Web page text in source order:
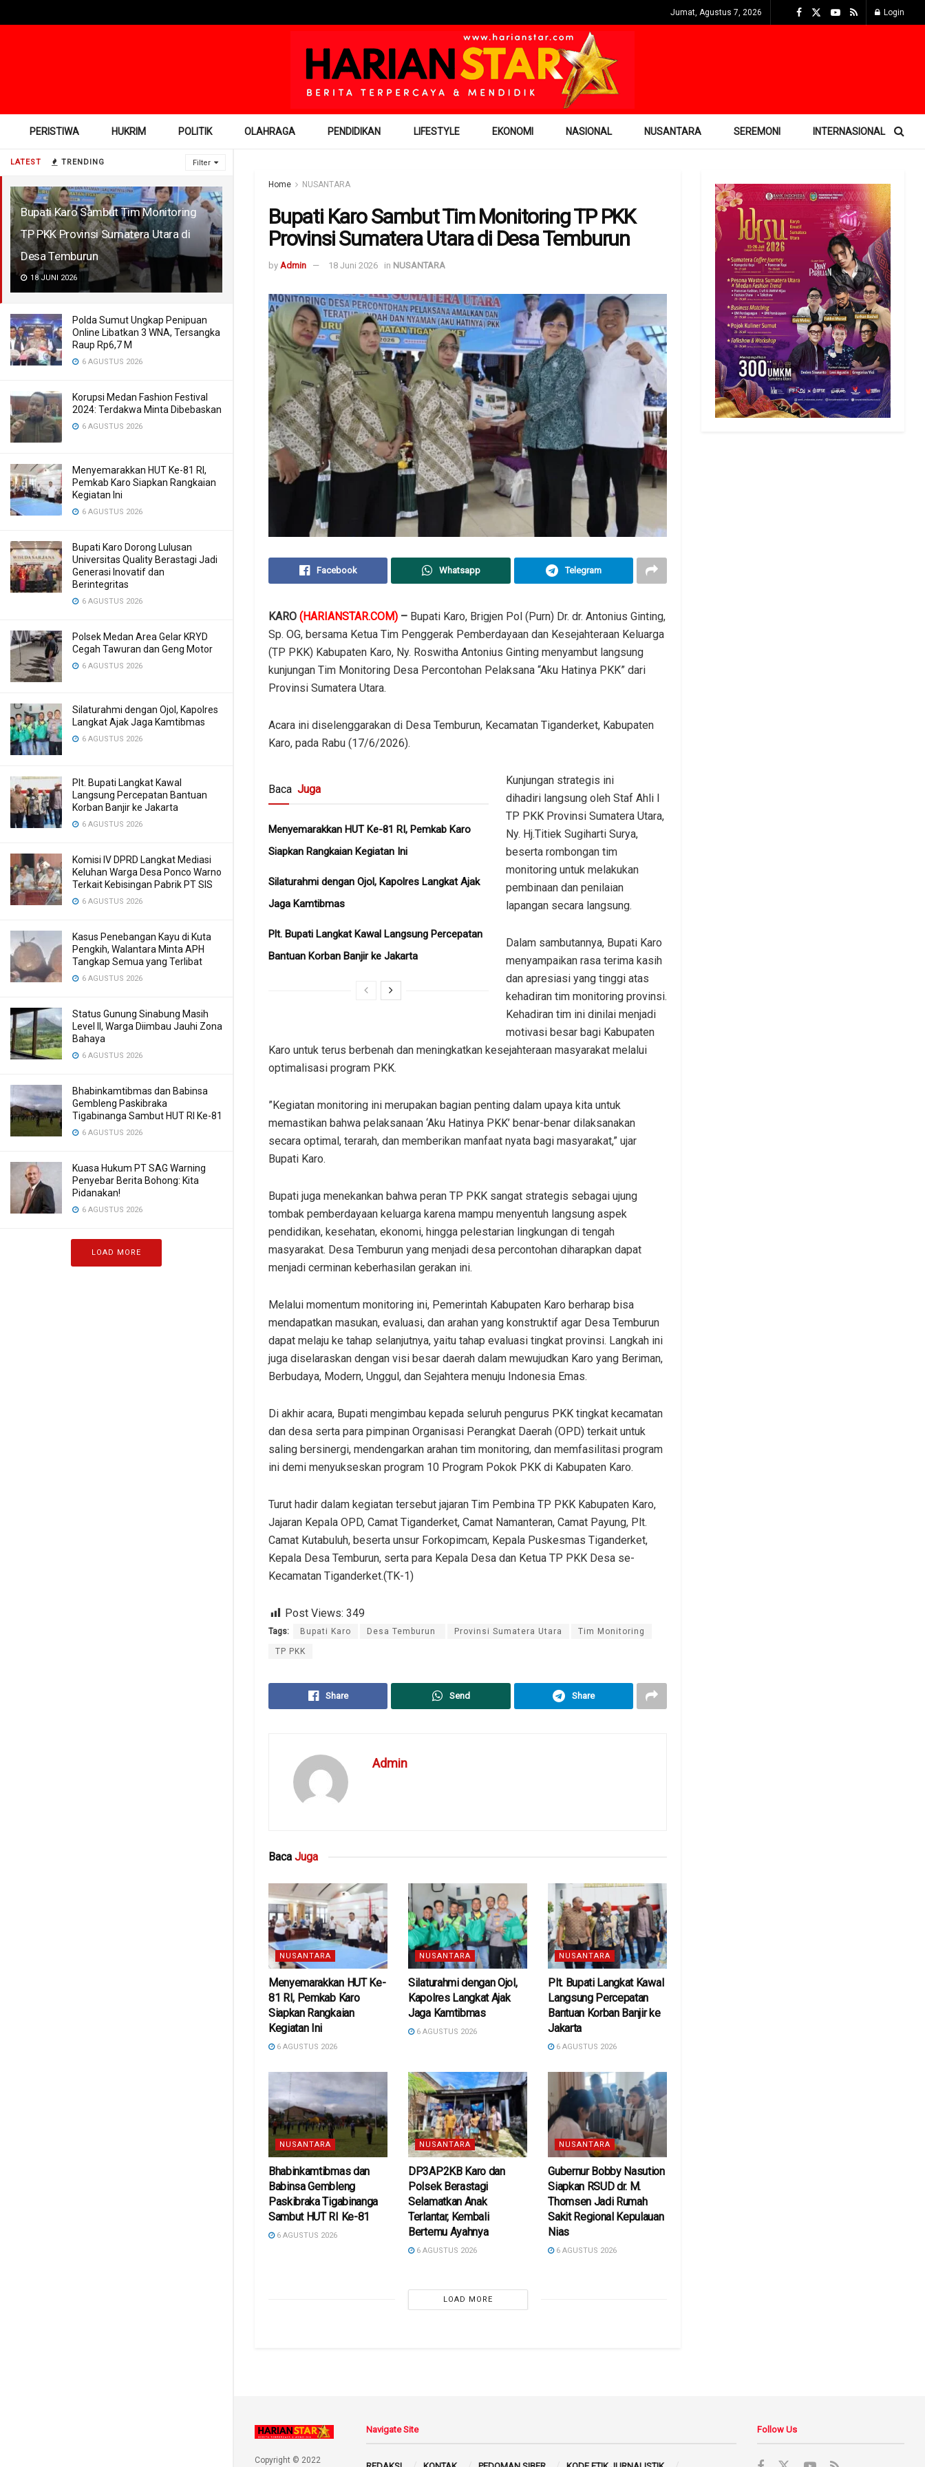
LATEST TRENDING Filter
Bupati Karo Sambut Tim Monitoring
TP PKK Provinsi Sumatera Utara di
Desa Temburun ​
18 JUNI 2026
Polda Sumut Ungkap Penipuan
Online Libatkan 3 WNA, Tersangka
Raup Rp6,7 M
6 AGUSTUS 2026
Korupsi Medan Fashion Festival
2024: Terdakwa Minta Dibebaskan
6 AGUSTUS 2026
Menyemarakkan HUT Ke-81 RI,
Pemkab Karo Siapkan Rangkaian
Kegiatan Ini
6 AGUSTUS 2026
Bupati Karo Dorong Lulusan
Universitas Quality Berastagi Jadi
Generasi Inovatif dan
Berintegritas
6 AGUSTUS 2026
Polsek Medan Area Gelar KRYD
Cegah Tawuran dan Geng Motor
6 AGUSTUS 2026
Silaturahmi dengan Ojol, Kapolres
Langkat Ajak Jaga Kamtibmas
6 AGUSTUS 2026
Plt. Bupati Langkat Kawal
Langsung Percepatan Bantuan
Korban Banjir ke Jakarta
6 AGUSTUS 2026
Komisi IV DPRD Langkat Mediasi
Keluhan Warga Desa Ponco Warno
Terkait Kebisingan Pabrik PT SIS
6 AGUSTUS 2026
Kasus Penebangan Kayu di Kuta
Pengkih, Walantara Minta APH
Tangkap Semua yang Terlibat
6 AGUSTUS 2026
Status Gunung Sinabung Masih
Level II, Warga Diimbau Jauhi Zona
Bahaya
6 AGUSTUS 2026
Bhabinkamtibmas dan Babinsa
Gembleng Paskibraka
Tigabinanga Sambut HUT RI Ke-81
6 AGUSTUS 2026
Kuasa Hukum PT SAG Warning
Penyebar Berita Bohong: Kita
Pidanakan!
6 AGUSTUS 2026
LOAD MORE
Jumat, Agustus 7, 2026 Login
PERISTIWA HUKRIM POLITIK OLAHRAGA PENDIDIKAN LIFESTYLE EKONOMI NASIONAL NUSANTARA SEREMONI INTERNASIONAL
Home NUSANTARA
Bupati Karo Sambut Tim Monitoring TP PKK
Provinsi Sumatera Utara di Desa Temburun ​
by Admin 18 Juni 2026 in NUSANTARA
Facebook Whatsapp Telegram
KARO (HARIANSTAR.COM) – Bupati Karo, Brigjen Pol (Purn) Dr. dr. Antonius Ginting,
Sp. OG, bersama Ketua Tim Penggerak Pemberdayaan dan Kesejahteraan Keluarga
(TP PKK) Kabupaten Karo, Ny. Roswitha Antonius Ginting menyambut langsung
kunjungan Tim Monitoring Desa Percontohan Pelaksana “Aku Hatinya PKK” dari
Provinsi Sumatera Utara.
Acara ini diselenggarakan di Desa Temburun, Kecamatan Tiganderket, Kabupaten
Karo, pada Rabu (17/6/2026).
Baca Juga
Menyemarakkan HUT Ke-81 RI, Pemkab Karo
Siapkan Rangkaian Kegiatan Ini
Silaturahmi dengan Ojol, Kapolres Langkat Ajak
Jaga Kamtibmas
Plt. Bupati Langkat Kawal Langsung Percepatan
Bantuan Korban Banjir ke Jakarta
​Kunjungan strategis ini
dihadiri langsung oleh Staf Ahli I
TP PKK Provinsi Sumatera Utara,
Ny. Hj.Titiek Sugiharti Surya,
beserta rombongan tim
monitoring untuk melakukan
pembinaan dan penilaian
lapangan secara langsung.
​Dalam sambutannya, Bupati Karo
menyampaikan rasa terima kasih
dan apresiasi yang tinggi atas
kehadiran tim monitoring provinsi.
Kehadiran tim ini dinilai menjadi
motivasi besar bagi Kabupaten
Karo untuk terus berbenah dan meningkatkan kesejahteraan masyarakat melalui
optimalisasi program PKK.
​”Kegiatan monitoring ini merupakan bagian penting dalam upaya kita untuk
memastikan bahwa pelaksanaan ‘Aku Hatinya PKK’ benar-benar dilaksanakan
secara optimal, terarah, dan memberikan manfaat nyata bagi masyarakat,” ujar
Bupati Karo.
​Bupati juga menekankan bahwa peran TP PKK sangat strategis sebagai ujung
tombak pemberdayaan keluarga karena mampu menyentuh langsung aspek
pendidikan, kesehatan, ekonomi, hingga pelestarian lingkungan di tengah
masyarakat. Desa Temburun yang menjadi desa percontohan diharapkan dapat
menjadi cerminan keberhasilan gerakan ini.
​Melalui momentum monitoring ini, Pemerintah Kabupaten Karo berharap bisa
mendapatkan masukan, evaluasi, dan arahan yang konstruktif agar Desa Temburun
dapat melaju ke tahap selanjutnya, yaitu tahap evaluasi tingkat provinsi. Langkah ini
juga diselaraskan dengan visi besar daerah dalam mewujudkan Karo yang Beriman,
Berbudaya, Modern, Unggul, dan Sejahtera menuju Indonesia Emas.
​Di akhir acara, Bupati mengimbau kepada seluruh pengurus PKK tingkat kecamatan
dan desa serta para pimpinan Organisasi Perangkat Daerah (OPD) terkait untuk
saling bersinergi, mendengarkan arahan tim monitoring, dan memfasilitasi program
ini demi menyukseskan program 10 Program Pokok PKK di Kabupaten Karo.
​Turut hadir dalam kegiatan tersebut jajaran Tim Pembina TP PKK Kabupaten Karo,
Jajaran Kepala OPD, Camat Tiganderket, Camat Namanteran, Camat Payung, Plt.
Camat Kutabuluh, beserta unsur Forkopimcam, Kepala Puskesmas Tiganderket,
Kepala Desa Temburun, serta para Kepala Desa dan Ketua TP PKK Desa se-
Kecamatan Tiganderket.(TK-1)
Post Views: 349
Tags: Bupati Karo Desa Temburun ​ Provinsi Sumatera Utara Tim Monitoring
TP PKK
Share Send Share
Admin
Baca Juga
NUSANTARA
Menyemarakkan HUT Ke-
81 RI, Pemkab Karo
Siapkan Rangkaian
Kegiatan Ini
6 AGUSTUS 2026
NUSANTARA
Silaturahmi dengan Ojol,
Kapolres Langkat Ajak
Jaga Kamtibmas
6 AGUSTUS 2026
NUSANTARA
Plt. Bupati Langkat Kawal
Langsung Percepatan
Bantuan Korban Banjir ke
Jakarta
6 AGUSTUS 2026
NUSANTARA
Bhabinkamtibmas dan
Babinsa Gembleng
Paskibraka Tigabinanga
Sambut HUT RI Ke-81
6 AGUSTUS 2026
NUSANTARA
DP3AP2KB Karo dan
Polsek Berastagi
Selamatkan Anak
Terlantar, Kembali
Bertemu Ayahnya
6 AGUSTUS 2026
NUSANTARA
Gubernur Bobby Nasution
Siapkan RSUD dr. M.
Thomsen Jadi Rumah
Sakit Regional Kepulauan
Nias
6 AGUSTUS 2026
LOAD MORE
Copyright © 2022
Navigate Site Follow Us